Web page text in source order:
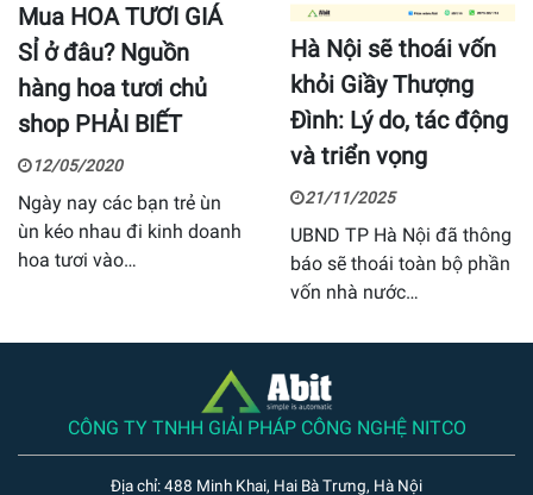
Mua HOA TƯƠI GIÁ
SỈ ở đâu? Nguồn
hàng hoa tươi chủ
shop PHẢI BIẾT
12/05/2020
Ngày nay các bạn trẻ ùn
ùn kéo nhau đi kinh doanh
hoa tươi vào…
Hà Nội sẽ thoái vốn
khỏi Giầy Thượng
Đình: Lý do, tác động
và triển vọng
21/11/2025
UBND TP Hà Nội đã thông
báo sẽ thoái toàn bộ phần
vốn nhà nước…
CÔNG TY TNHH GIẢI PHÁP CÔNG NGHỆ NITCO
Địa chỉ: 488 Minh Khai, Hai Bà Trưng, Hà Nội